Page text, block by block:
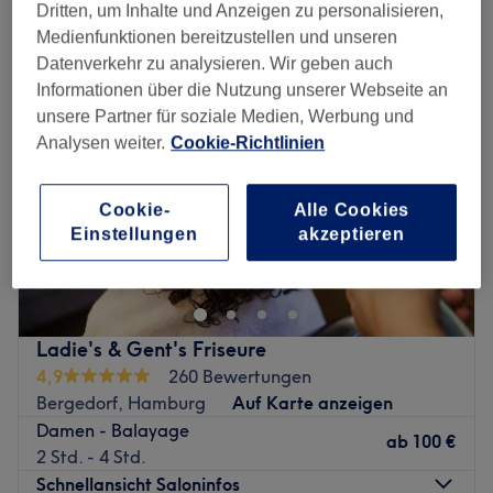
damen - balayage in der Nähe von Neuallermöhe, Hamburg
Ladie's & Gent's Friseure
4,9
260 Bewertungen
Bergedorf, Hamburg
Auf Karte anzeigen
Damen - Balayage
2 Std. - 4 Std.
ab 100 €
Schnellansicht Saloninfos
Dritten, um Inhalte und Anzeigen zu personalisieren,
Medienfunktionen bereitzustellen und unseren
Datenverkehr zu analysieren. Wir geben auch
Informationen über die Nutzung unserer Webseite an
unsere Partner für soziale Medien, Werbung und
Analysen weiter. Cookie-Richtlinien
Cookie-
Einstellungen
Alle Cookies
akzeptieren